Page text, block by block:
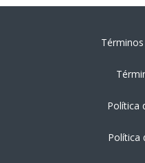
Política
Política